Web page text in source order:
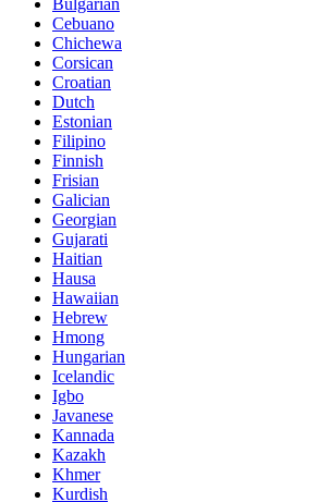
Bulgarian
Cebuano
Chichewa
Corsican
Croatian
Dutch
Estonian
Filipino
Finnish
Frisian
Galician
Georgian
Gujarati
Haitian
Hausa
Hawaiian
Hebrew
Hmong
Hungarian
Icelandic
Igbo
Javanese
Kannada
Kazakh
Khmer
Kurdish